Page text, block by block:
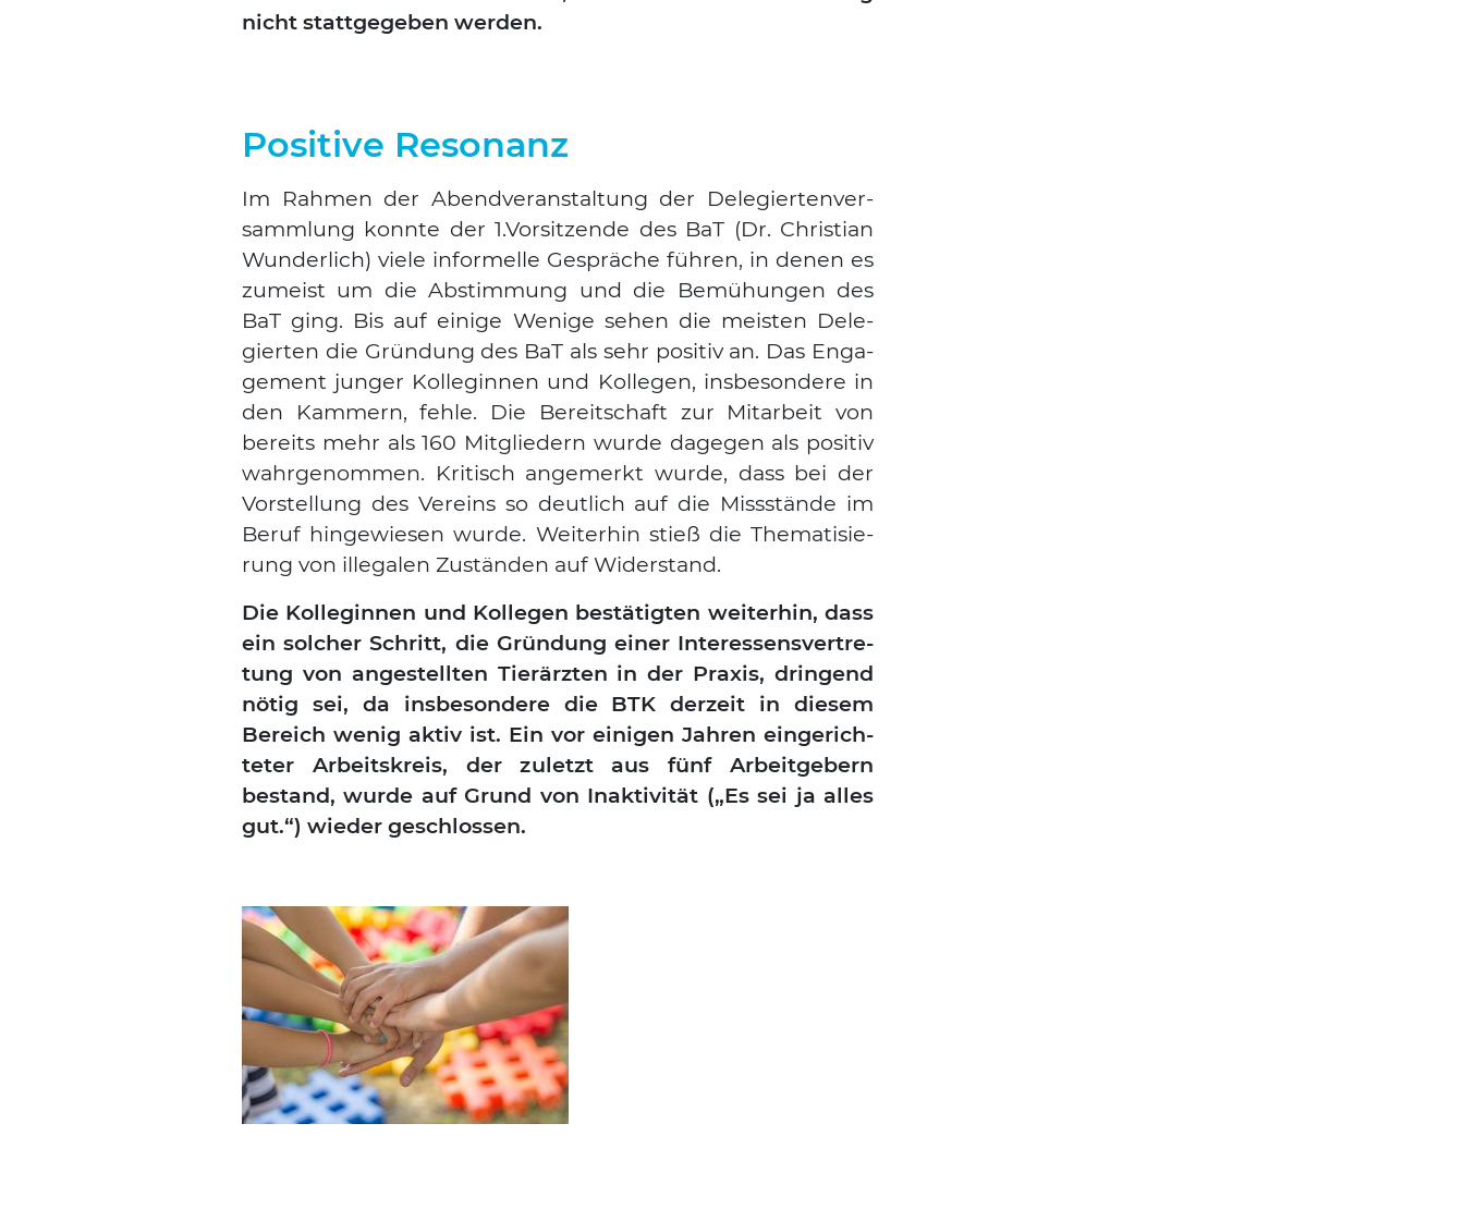
nicht statt­ge­ge­ben wer­den.
Positive Resonanz
Im Rah­men der Abend­ver­an­stal­tung der Dele­gier­ten­ver­
samm­lung konn­te der 1.Vorsitzende des BaT (Dr. Chris­ti­an
Wun­der­lich) vie­le infor­mel­le Gesprä­che füh­ren, in denen es
zumeist um die Abstim­mung und die Bemü­hun­gen des
BaT ging. Bis auf eini­ge Weni­ge sehen die meis­ten Dele­
gier­ten die Grün­dung des BaT als sehr posi­tiv an. Das Enga­
ge­ment jun­ger Kol­le­gin­nen und Kol­le­gen, ins­be­son­de­re in
den Kam­mern, feh­le. Die Bereit­schaft zur Mit­ar­beit von
bereits mehr als 160 Mit­glie­dern wur­de dage­gen als posi­tiv
wahr­ge­nom­men. Kri­tisch ange­merkt wur­de, dass bei der
Vor­stel­lung des Ver­eins so deut­lich auf die Miss­stän­de im
Beruf hin­ge­wie­sen wur­de. Wei­ter­hin stieß die The­ma­ti­sie­
rung von ille­ga­len Zustän­den auf Wider­stand.
Die Kol­le­gin­nen und Kol­le­gen bestä­tig­ten wei­ter­hin, dass
ein sol­cher Schritt, die Grün­dung einer Inter­es­sens­ver­tre­
tung von ange­stell­ten Tier­ärz­ten in der Pra­xis, drin­gend
nötig sei, da ins­be­son­de­re die BTK der­zeit in die­sem
Bereich wenig aktiv ist. Ein vor eini­gen Jah­ren ein­ge­rich­
te­ter Arbeits­kreis, der zuletzt aus fünf Arbeit­ge­bern
bestand, wur­de auf Grund von Inak­ti­vi­tät („Es sei ja alles
gut.“) wie­der geschlos­sen.